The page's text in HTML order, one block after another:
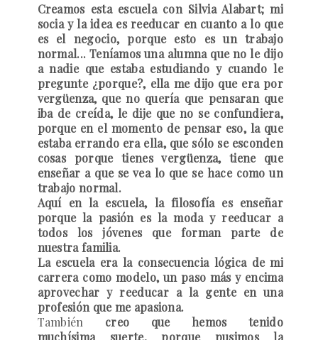
Creamos esta escuela con Silvia Alabart; mi
socia y la idea es reeducar en cuanto a lo que
es el negocio, porque esto es un trabajo
normal... Teníamos una alumna que no le dijo
a nadie que estaba estudiando y cuando le
pregunte ¿porque?, ella me dijo que era por
vergüenza, que no quería que pensaran que
iba de creída, le dije que no se confundiera,
porque en el momento de pensar eso, la que
estaba errando era ella, que sólo se esconden
cosas porque tienes vergüenza, tiene que
enseñar a que se vea lo que se hace como un
trabajo normal.
Aquí en la escuela, la filosofía es enseñar
porque la pasión es la moda y reeducar a
todos los jóvenes que forman parte de
nuestra familia.
La escuela era la consecuencia lógica de mi
carrera como modelo, un paso más y encima
aprovechar y reeducar a la gente en una
profesión que me apasiona.
También creo que hemos tenido
muchísima suerte, porque pusimos la